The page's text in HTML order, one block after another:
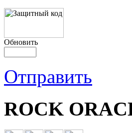
Обновить
Отправить
ROCK